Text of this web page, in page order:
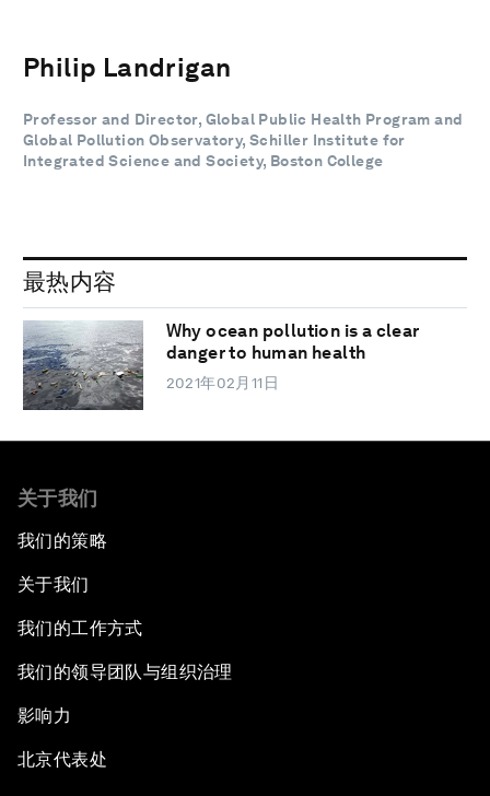
Philip Landrigan
Professor and Director, Global Public Health Program and
Global Pollution Observatory, Schiller Institute for
Integrated Science and Society, Boston College
最热内容
Why ocean pollution is a clear
danger to human health
2021年02月11日
关于我们
我们的策略
关于我们
我们的工作方式
我们的领导团队与组织治理
影响力
北京代表处